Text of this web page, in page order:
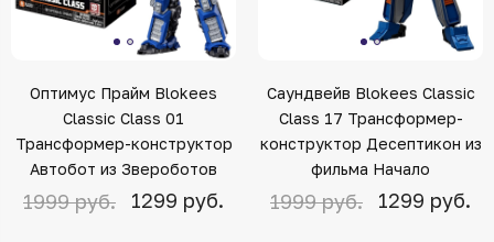
Оптимус Прайм Blokees
Classic Class 01
Трансформер-конструктор
Автобот из Звероботов
1999 руб. 1299 руб.
Саундвейв Blokees Classic
Class 17 Трансформер-
конструктор Десептикон из
фильма Начало
1999 руб. 1299 руб.